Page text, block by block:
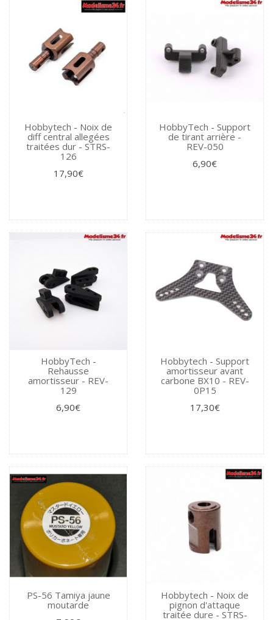
Hobbytech - Noix de
diff central allegées
traitées dur - STRS-
126
17,90€
HobbyTech - Support
de tirant arrière -
REV-050
6,90€
HobbyTech -
Rehausse
amortisseur - REV-
129
6,90€
Hobbytech - Support
amortisseur avant
carbone BX10 - REV-
0P15
17,30€
PS-56 Tamiya jaune
moutarde
Hobbytech - Noix de
pignon d'attaque
traitée dure - STRS-